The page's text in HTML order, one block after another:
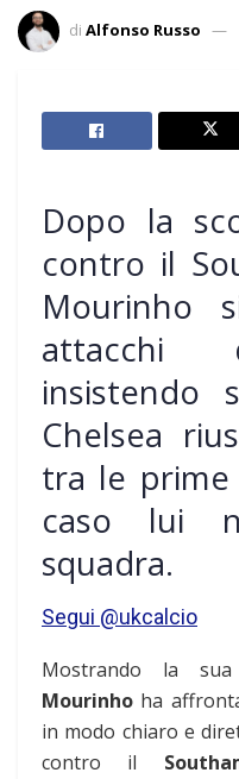
di Alfonso Russo
Dopo la
contro il
Mourinho
attacchi
Chelsea
tra le
caso lui
squadra.
Segui @ukcalcio
Mostrando la
Mourinho ha
in modo chiaro e
contro il